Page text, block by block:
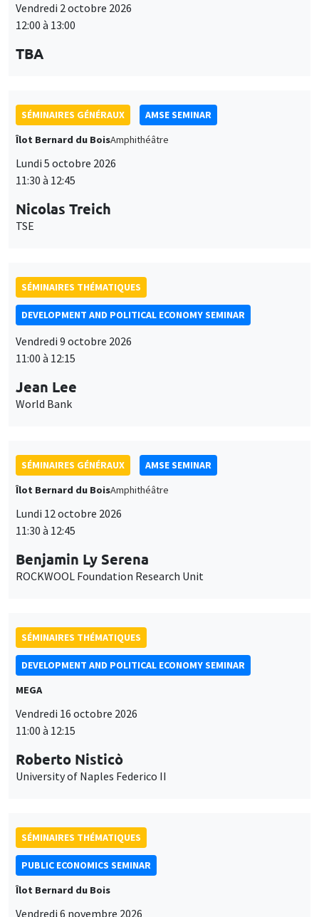
TBA
Îlot Bernard du BoisAmphithéâtre
Lundi 5 octobre 2026
11:30 à 12:45
Nicolas Treich
TSE
DEVELOPMENT AND POLITICAL ECONOMY SEMINAR
Vendredi 9 octobre 2026
11:00 à 12:15
Jean Lee
World Bank
Îlot Bernard du BoisAmphithéâtre
Lundi 12 octobre 2026
11:30 à 12:45
Benjamin Ly Serena
ROCKWOOL Foundation Research Unit
DEVELOPMENT AND POLITICAL ECONOMY SEMINAR
MEGA
Vendredi 16 octobre 2026
11:00 à 12:15
Roberto Nisticò
University of Naples Federico II
PUBLIC ECONOMICS SEMINAR
Îlot Bernard du Bois
Vendredi 6 novembre 2026
12:00 à 13:00